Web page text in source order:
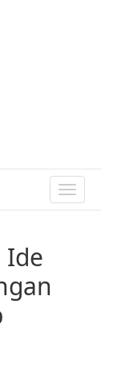
TOGGLE
Ide